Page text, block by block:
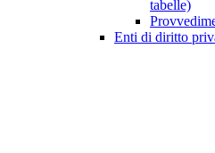
tabelle)
Enti di diritto